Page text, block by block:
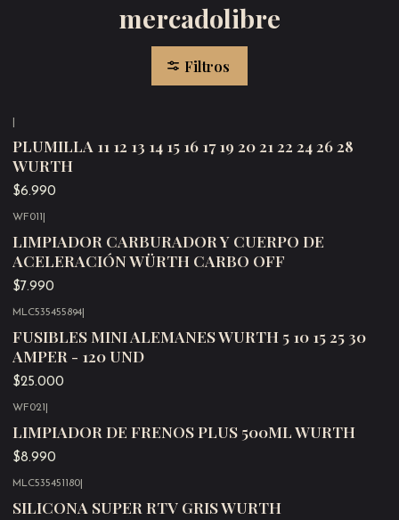
mercadolibre
Filtros
PLUMILLA 11 12 13 14 15 16 17 19 20 21 22 24 26 28
WURTH
$6.990
WF011
LIMPIADOR CARBURADOR Y CUERPO DE
ACELERACIÓN WÜRTH CARBO OFF
$7.990
MLC535455894|
FUSIBLES MINI ALEMANES WURTH 5 10 15 25 30
AMPER - 120 UND
$25.000
WF021
LIMPIADOR DE FRENOS PLUS 500ML WURTH
$8.990
MLC535451180|
SILICONA SUPER RTV GRIS WURTH